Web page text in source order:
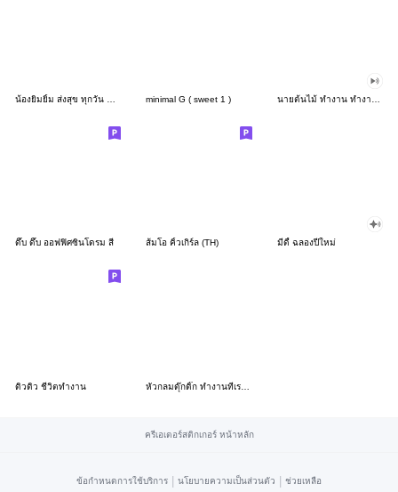
minimal G ( sweet 1 )
ดึ๊บ ดึ๊บ ออฟฟิศซินโดรม สี่ ส้มโอ คิ้วเกิร์ล (TH) มีดี้ ฉลองปีใหม่
ดิวดิว ชีวิตทำงาน
ครีเอเตอร์สติกเกอร์ หน้าหลัก
ข้อกำหนดการใช้บริการ | นโยบายความเป็นส่วนตัว | ช่วยเหลือ